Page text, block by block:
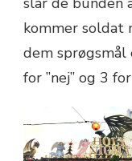
kommer soldat
dem sprøgsmål
for ”nej” og 3